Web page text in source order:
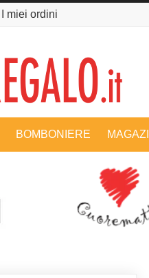
I miei ordini
BOMBONIERE